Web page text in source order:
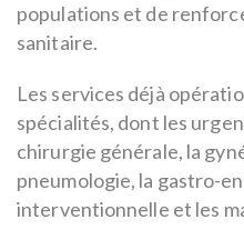
populations et de
sanitaire.
Les services déjà
spécialités, dont les
chirurgie générale, la
pneumologie, la gastro-
interventionnelle et les